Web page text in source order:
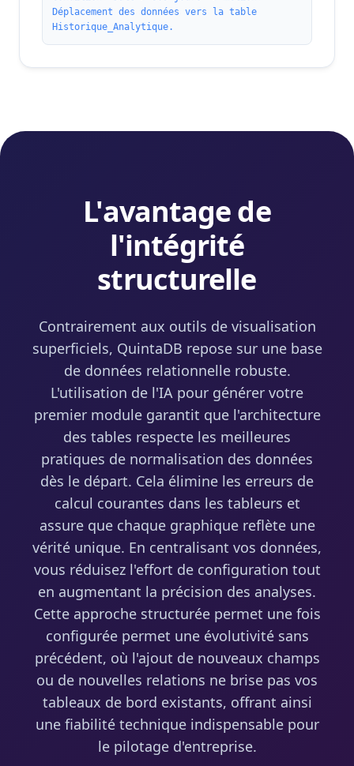
Déplacement des données vers la table
Historique_Analytique.
L'avantage de
l'intégrité
structurelle
Contrairement aux outils de visualisation
superficiels, QuintaDB repose sur une base
de données relationnelle robuste.
L'utilisation de l'IA pour générer votre
premier module garantit que l'architecture
des tables respecte les meilleures
pratiques de normalisation des données
dès le départ. Cela élimine les erreurs de
calcul courantes dans les tableurs et
assure que chaque graphique reflète une
vérité unique. En centralisant vos données,
vous réduisez l'effort de configuration tout
en augmentant la précision des analyses.
Cette approche structurée permet une fois
configurée permet une évolutivité sans
précédent, où l'ajout de nouveaux champs
ou de nouvelles relations ne brise pas vos
tableaux de bord existants, offrant ainsi
une fiabilité technique indispensable pour
le pilotage d'entreprise.